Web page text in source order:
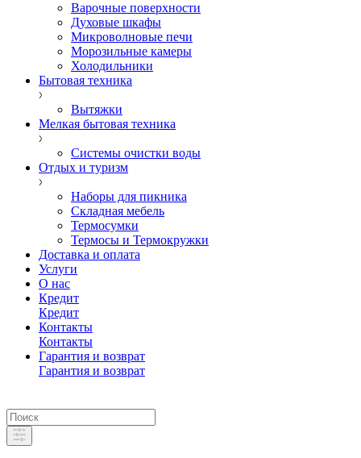
Варочные поверхности
Духовые шкафы
Микроволновые печи
Морозильные камеры
Холодильники
Бытовая техника
Вытяжки
Мелкая бытовая техника
Системы очистки воды
Отдых и туризм
Наборы для пикника
Складная мебель
Термосумки
Термосы и Термокружки
Доставка и оплата
Услуги
О нас
Кредит
Кредит
Контакты
Контакты
Гарантия и возврат
Гарантия и возврат